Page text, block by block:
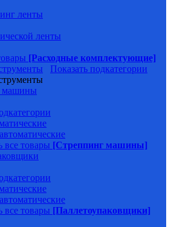
ленты
ленты
[Расходные комплектующие]
Показать подкатегории
машины
все товары [Стреппинг машины]
все товары [Паллетоупаковщики]